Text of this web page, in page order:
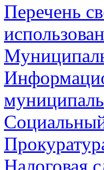
Перечень
Налоговая